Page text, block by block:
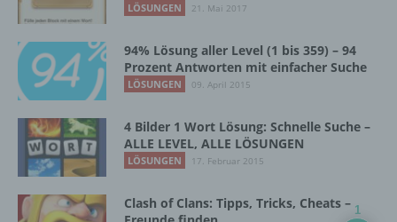
LÖSUNGEN 21. Mai 2017
94% Lösung aller Level (1 bis 359) – 94
Prozent Antworten mit einfacher Suche
LÖSUNGEN 09. April 2015
4 Bilder 1 Wort Lösung: Schnelle Suche –
ALLE LEVEL, ALLE LÖSUNGEN
LÖSUNGEN 17. Februar 2015
Clash of Clans: Tipps, Tricks, Cheats – 1
Verarbeitung durch das Unionsrecht oder
das Recht der Mitgliedstaaten vorgegeben,
so kann der Verantwortliche
beziehungsweise können die bestimmten
Kriterien seiner Benennung nach dem
Unionsrecht oder dem Recht der
Mitgliedstaaten vorgesehen werden.
h) Auftragsverarbeiter
Auftragsverarbeiter ist eine natürliche oder